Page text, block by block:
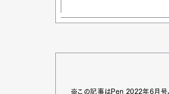
※この記事はPen 2022年6月号